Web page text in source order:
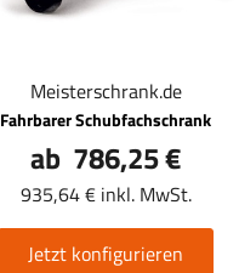
Meisterschrank.de
Fahrbarer Schubfachschrank
ab 786,25 €
935,64 € inkl. MwSt.
Jetzt konfigurieren